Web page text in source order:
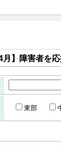
月】障害者を
東部